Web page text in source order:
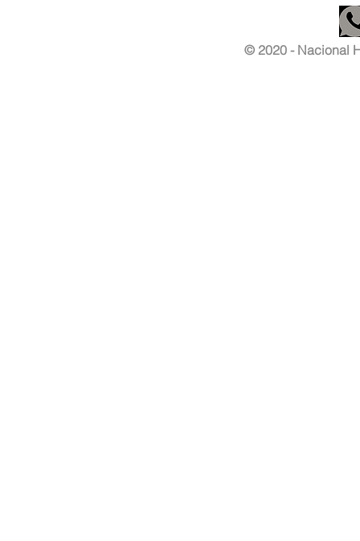
© 2020 - Nacional